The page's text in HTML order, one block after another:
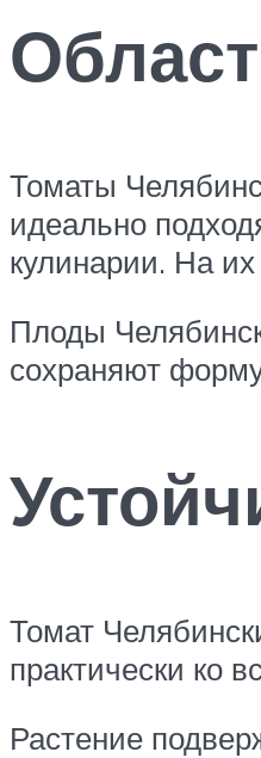
Томаты
идеально
кулинарии. На
Плоды
сохраняют
Томат
практически ко
Растение